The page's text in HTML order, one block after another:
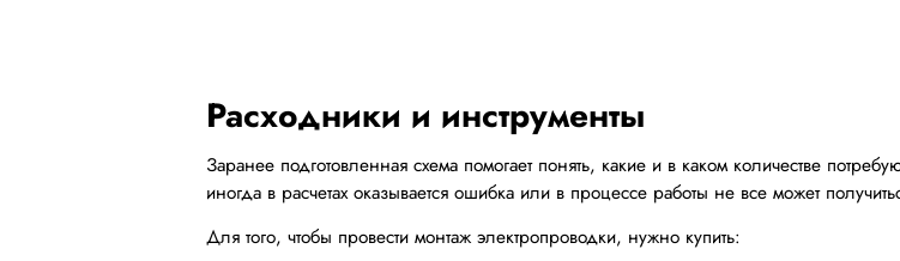
Расходники и инструменты
Заранее подготовленная схема помогает понять, какие и в каком количестве
иногда в расчетах оказывается ошибка или в процессе работы не все может
Для того, чтобы провести монтаж электропроводки, нужно купить: